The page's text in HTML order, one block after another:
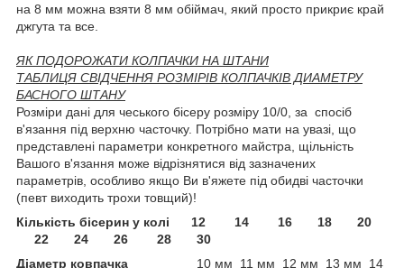
на 8 мм можна взяти 8 мм обіймач, який просто прикриє край
джгута та все.
ЯК ПОДОРОЖАТИ КОЛПАЧКИ НА ШТАНИ
ТАБЛИЦЯ СВІДЧЕННЯ РОЗМІРІВ КОЛПАЧКІВ ДИАМЕТРУ
БАСНОГО ШТАНУ
Розміри дані для чеського бісеру розміру 10/0, за спосіб
в'язання під верхню часточку. Потрібно мати на увазі, що
представлені параметри конкретного майстра, щільність
Вашого в'язання може відрізнятися від зазначених
параметрів, особливо якщо Ви в'яжете під обидві часточки
(певт виходить трохи товщий)!
Кількість бісерин у колі 12 14 16 18 20
22 24 26 28 30
Діаметр ковпачка 10 мм 11 мм 12 мм 13 мм 14